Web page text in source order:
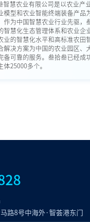
智慧农业有限公司是以农业产
模型和农业智能终端装备产品
作为中国智慧农业行业先驱，
智慧化生态管理体系和农业企
业的智慧化水平和高标准农田
解决方案为中国的农业园区、
备可靠的服务。叁拾叁已经成
体25000多个。
路8号中海外·智荟港东门